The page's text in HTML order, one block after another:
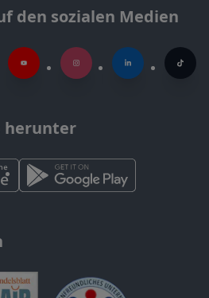
den sozialen Medien
herunter